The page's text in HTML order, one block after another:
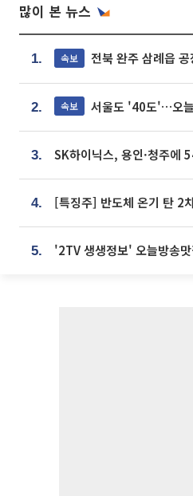
많이 본 뉴스
1. 속보 전북 완주 삼례읍
2. 속보 서울도 '40도'…오
3.
4.
5.